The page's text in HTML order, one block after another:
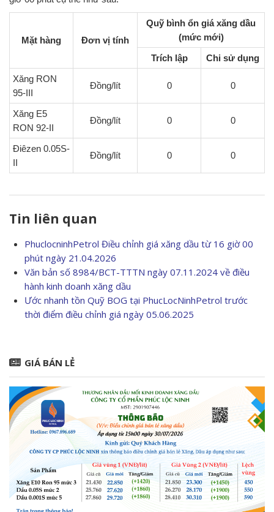
Mặt hàng Đơn vị tính
Quỹ bình ổn giá xăng dầu
(mức mới)
Trích lập
Chi sử dụng
Xăng RON
95-III
Đồng/lít 0 0
Xăng E5
RON 92-II
Đồng/lít 0 0
Điêzen 0.05S-
II
Đồng/lít 0 0
Tin liên quan
PhuclocninhPetrol Điều chỉnh giá xăng dầu từ 16 giờ 00
phút ngày 21.04.2026
Văn bản số 8984/BCT-TTTN ngày 07.11.2024 về điều
hành kinh doanh xăng dầu
Ước nhanh tồn Quỹ BOG tại PhucLocNinhPetrol trước
thời điểm điều chỉnh giá ngày 05.06.2025
GIÁ BÁN LẺ